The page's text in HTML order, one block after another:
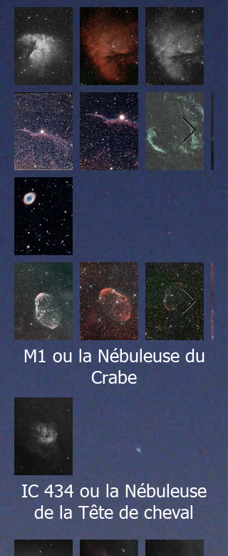
M1 ou la Nébuleuse du
Crabe
IC 434 ou la Nébuleuse
de la Tête de cheval